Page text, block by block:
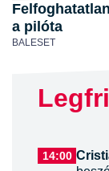
a pilóta
BALESET
14:00